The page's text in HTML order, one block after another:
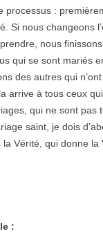
processus :
Si nous changeons
nous
qui se sont mariés
des autres qui
arrive à tous ceux
qui ne sont
saint, je dois
Vérité, qui donne la
: